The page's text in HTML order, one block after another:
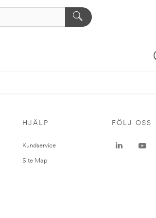
HJÄLP
Kundservice
Site Map
FÖLJ OSS